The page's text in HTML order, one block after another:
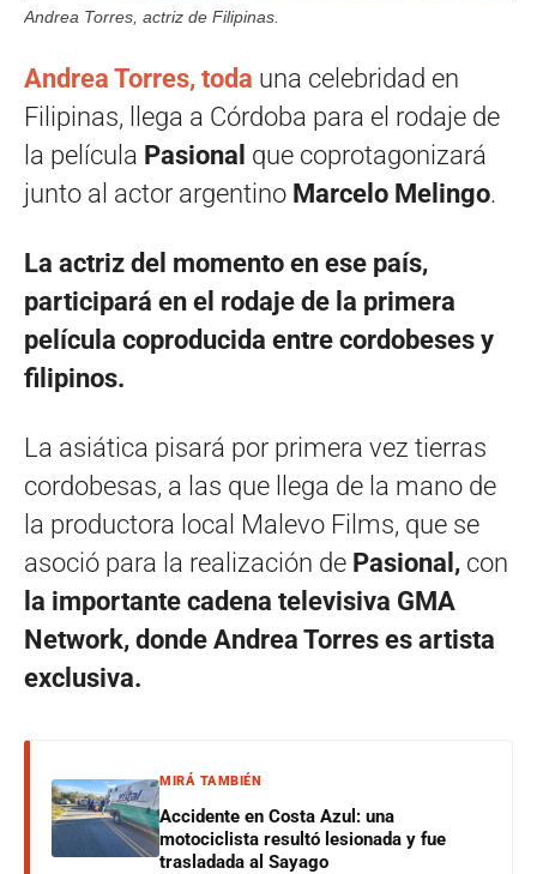
Andrea Torres, actriz de Filipinas.
Andrea Torres, toda una celebridad en
Filipinas, llega a Córdoba para el rodaje de
la película Pasional que coprotagonizará
junto al actor argentino Marcelo Melingo.
La actriz del momento en ese país,
participará en el rodaje de la primera
película coproducida entre cordobeses y
filipinos.
La asiática pisará por primera vez tierras
cordobesas, a las que llega de la mano de
la productora local Malevo Films, que se
asoció para la realización de Pasional, con
la importante cadena televisiva GMA
Network, donde Andrea Torres es artista
exclusiva.
MIRÁ TAMBIÉN
Accidente en Costa Azul: una
motociclista resultó lesionada y fue
trasladada al Sayago